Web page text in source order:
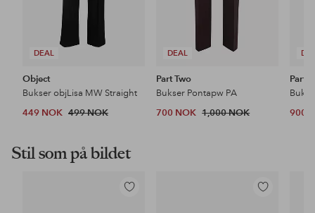
DEAL
Object
Bukser objLisa MW Straight
449 NOK 499 NOK
DEAL
Part Two
Bukser Pontapw PA
700 NOK 1,000 NOK
Part
900
Stil som på bildet
Legg
Legg